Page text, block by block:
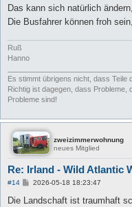
Das kann sich natürlich
Die Busfahrer können froh
Ruß
Hanno
Es stimmt übrigens nicht, dass Teile
Richtig ist dagegen, dass Probleme,
Probleme sind!
zweizimmerwohnung
neues Mitglied
Re: Irland - Wild Atlantic
#14
B
i
2026-05-18 18:23:47
Die Landschaft ist traumhaft